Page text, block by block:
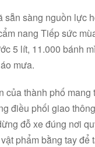
sàng nguồn lực
nang Tiếp sức
5 lít, 11.000 bánh
mưa.
thành phố
điều phối giao
đỗ xe đúng nơi
phẩm bằng tay để